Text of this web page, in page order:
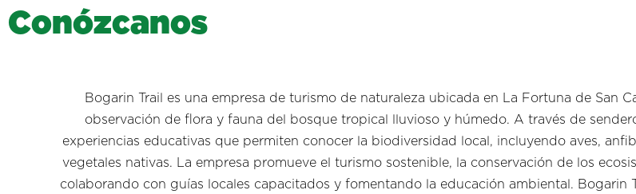
Conózcanos
Bogarin Trail es una empresa de turismo de naturaleza ubicada en La Fortuna de San
observación de flora y fauna del bosque tropical lluvioso y húmedo. A través de
experiencias educativas que permiten conocer la biodiversidad local, incluyendo aves,
vegetales nativas. La empresa promueve el turismo sostenible, la conservación de los
colaborando con guías locales capacitados y fomentando la educación ambiental. Bogarin